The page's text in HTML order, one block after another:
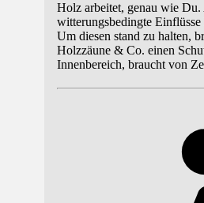
Holz arbeitet, genau wie Du.
witterungsbedingte Einflüsse
Um diesen stand zu halten,
Holzzäune & Co. einen
Innenbereich, braucht von Ze